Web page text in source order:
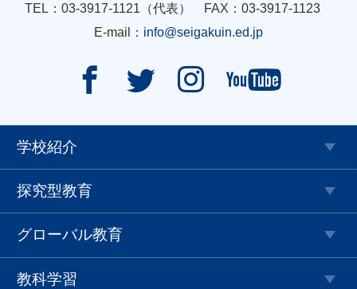
TEL：03-3917-1121（代表） FAX：03-3917-1123
E-mail： info@seigakuin.ed.jp
   
学校紹介
探究型教育
グローバル教育
教科学習